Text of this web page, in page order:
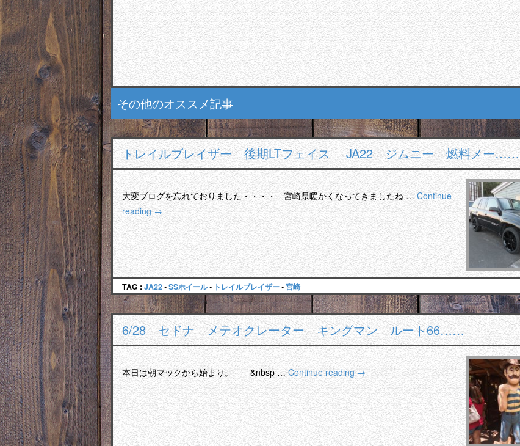
その他のオススメ記事
トレイルブレイザー 後期LTフェイス JA22 ジムニー 燃料メー……
大変ブログを忘れておりました・・・・ 宮崎県暖かくなってきましたね …Continue
reading→
TAG : JA22•SSホイール• トレイルブレイザー•宮崎
6/28 セドナ メテオクレーター キングマン ルート66……
本日は朝マックから始まり。 &nbsp …Continue reading→